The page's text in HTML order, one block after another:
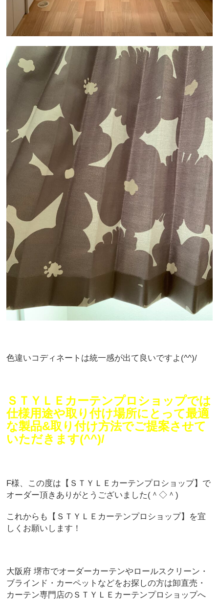
色違いコディネートは統一感が出て良いですよ(^^)/
ＳＴＹＬＥカーテンプロショップでは
仕様用途や取り付け場所にとって最適
な製品&取り付け方法でご提案させて
いただきます(^^)/
F様、この度は【ＳＴＹＬＥカーテンプロショップ】で
オーダー頂きありがとうございました(＾◇＾)
これからも【ＳＴＹＬＥカーテンプロショップ】を宜
しくお願いします！
大阪府 堺市でオーダーカーテンやロールスクリーン・
ブラインド・カーペットなどをお探しの方は卸直売・
カーテン専門店のＳＴＹＬＥカーテンプロショップへ